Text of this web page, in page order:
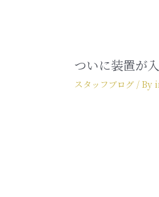
ついに装置が
スタッフブログ/ By